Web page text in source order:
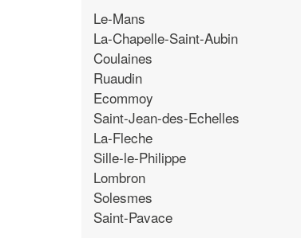
Le-Mans
La-Chapelle-Saint-Aubin
Coulaines
Ruaudin
Ecommoy
Saint-Jean-des-Echelles
La-Fleche
Sille-le-Philippe
Lombron
Solesmes
Saint-Pavace